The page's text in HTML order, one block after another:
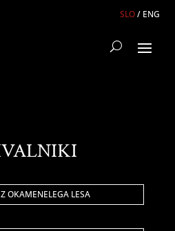
SLO/ ENG
OKAMENELEGA LESA